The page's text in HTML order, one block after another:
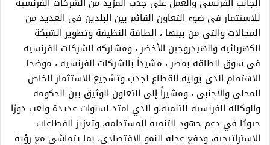
للاستثمار فى ضوء التعاون القائم بين البلدين في العديد من
المجالات والتي من بينها ، الطاقة النظيفة وتطوير الشبكة
الكهربائية والهيدروجين الأخضر ، ومشاركة الشركات الفرنسية
فى سوق الطاقة بمصر ، مشيداَ بالشركات الفرنسية ، موضحا
الاهتمام الذى يوليه القطاع لجذب وتشجيع الاستثمار الخاص
المحلى والاجنبى ، ومشيراً إلى التعاون الوثيق بين الحكومة
والوكالة الفرنسية للتنمية،و الذي امتد لسنوات عديدة ولعب دورًا
حيويًا في دعم جهود التنمية المستدامة، وتعزيز القطاعات
الاستراتيجية، ودفع عجلة النمو الاقتصادي، بما يتماشى مع رؤية